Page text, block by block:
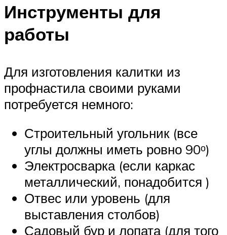
Инструменты для
работы
Для изготовления калитки из
профнастила своими руками
потребуется немного:
Строительный угольник (все
углы должны иметь ровно 90ᵒ)
Электросварка (если каркас
металлический, понадобится )
Отвес или уровень (для
выставления столбов)
Садовый бур и лопата (для того